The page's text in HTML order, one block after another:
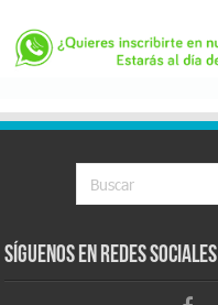
Síguenos en Redes Sociales